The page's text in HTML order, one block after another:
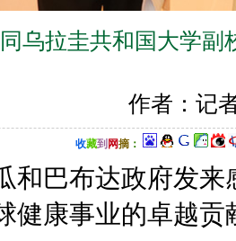
乌拉圭共和国大学副
作者：记
收藏到 网摘：
和巴布达政府发
健康事业的卓越贡